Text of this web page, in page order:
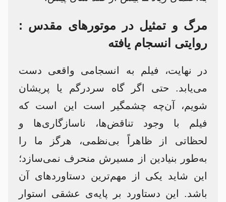
مرگ و تمثیل در موتورهای مقدس :
روایتی انسجام یافته
در نهایت، فیلم به انسجامی واقعی دست
می‌یابد. حتی اگر گاه سردرگم یا پریشان
شویم، آن‌چه چشمگیر است این است که
فیلم با وجود تناقض‌ها، ناسازگاری‌ها و
لحظاتی از ظاهراً بی‌نظمی، هرگز ما را
به‌طور بنیادین از مسیرش منحرف نمی‌سازد؛
این شاید یکی از مهم‌ترین دستاوردهای آن
باشد. این دستاورد بر پایه‌ی عشقی استوار